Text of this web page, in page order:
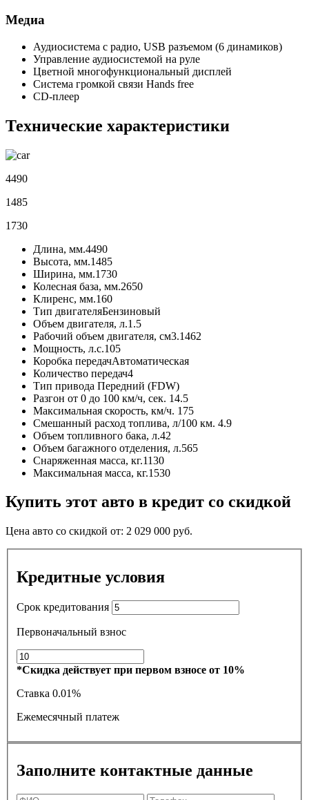
Медиа
Аудиосистема с радио, USB разъемом (6 динамиков)
Управление аудиосистемой на руле
Цветной многофункциональный дисплей
Система громкой связи Hands free
CD-плеер
Технические характеристики
4490
1485
1730
Длина, мм.4490
Высота, мм.1485
Ширина, мм.1730
Колесная база, мм.2650
Клиренс, мм.160
Тип двигателяБензиновый
Объем двигателя, л.1.5
Рабочий объем двигателя, см3.1462
Мощность, л.с.105
Коробка передачАвтоматическая
Количество передач4
Тип привода Передний (FDW)
Разгон от 0 до 100 км/ч, сек. 14.5
Максимальная скорость, км/ч. 175
Смешанный расход топлива, л/100 км. 4.9
Объем топливного бака, л.42
Объем багажного отделения, л.565
Снаряженная масса, кг.1130
Максимальная масса, кг.1530
Купить этот авто в кредит со скидкой
Цена авто со скидкой от: 2 029 000 руб.
Кредитные условия
Срок кредитования
Первоначальный взнос
*Скидка действует при первом взносе от 10%
Ставка 0.01%
Ежемесячный платеж
Заполните контактные данные